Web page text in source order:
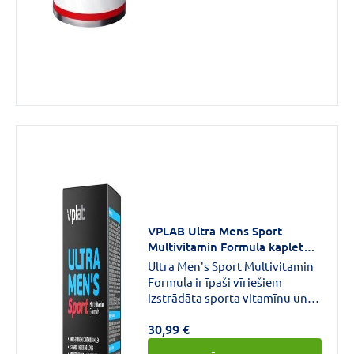
VPLAB Ultra Mens Sport
Multivitamin Formula kapletes
N90
Ultra Men's Sport Multivitamin
Formula ir īpaši vīriešiem
izstrādāta sporta vitamīnu un
veidota, ņemot vērā viņu
fizioloģiskās īpatnības.Rūpīgi
30,99 €